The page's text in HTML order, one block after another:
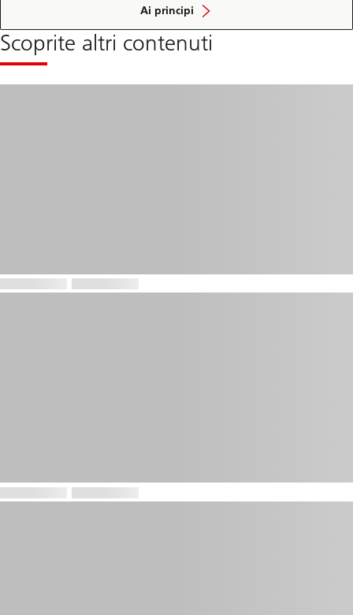
Ai principi
Scoprite altri contenuti